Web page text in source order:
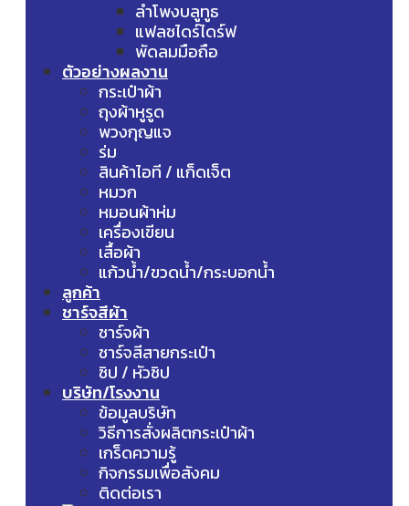
ลำโพงบลูทูธ
แฟลชไดร์ไดร์ฟ
พัดลมมือถือ
ตัวอย่างผลงาน
กระเป๋าผ้า
ถุงผ้าหูรูด
พวงกุญแจ
ร่ม
สินค้าไอที / แก็ดเจ็ต
หมวก
หมอนผ้าห่ม
เครื่องเขียน
เสื้อผ้า
แก้วน้ำ/ขวดน้ำ/กระบอกน้ำ
ลูกค้า
ชาร์จสีผ้า
ชาร์จผ้า
ชาร์จสีสายกระเป๋า
ซิป / หัวซิป
บริษัท/โรงงาน
ข้อมูลบริษัท
วิธีการสั่งผลิตกระเป๋าผ้า
เกร็ดความรู้
กิจกรรมเพื่อสังคม
ติดต่อเรา